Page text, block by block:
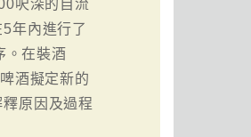
呎深的自流
年內進行了
。在裝酒
酒擬定新的
原因及過程